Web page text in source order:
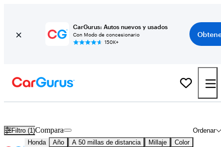
CarGurus: Autos nuevos y usados
Con Modo de concesionario
150K+
Filtro (1) Ordenar
Compara
Honda Año A 50 millas de distancia Millaje Color